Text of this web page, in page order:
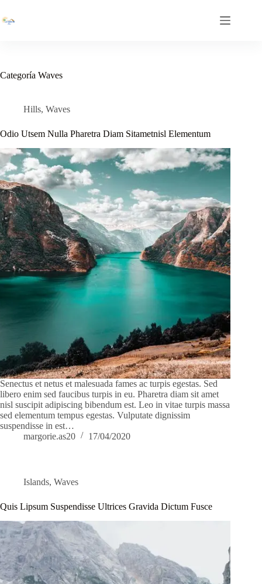
al
contenido
Categoría Waves
Hills, Waves
Odio Utsem Nulla Pharetra Diam Sitametnisl Elementum
Senectus et netus et malesuada fames ac turpis egestas. Sed
libero enim sed faucibus turpis in eu. Pharetra diam sit amet
nisl suscipit adipiscing bibendum est. Leo in vitae turpis massa
sed elementum tempus egestas. Vulputate dignissim
suspendisse in est…
margorie.as20
17/04/2020
Islands, Waves
Quis Lipsum Suspendisse Ultrices Gravida Dictum Fusce